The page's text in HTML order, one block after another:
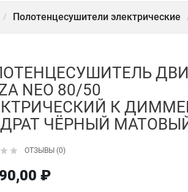
Полотенцесушители электрические
NEO 80/50
К
ЧЁРНЫЙ
  ОТЗЫВЫ (0)
₽